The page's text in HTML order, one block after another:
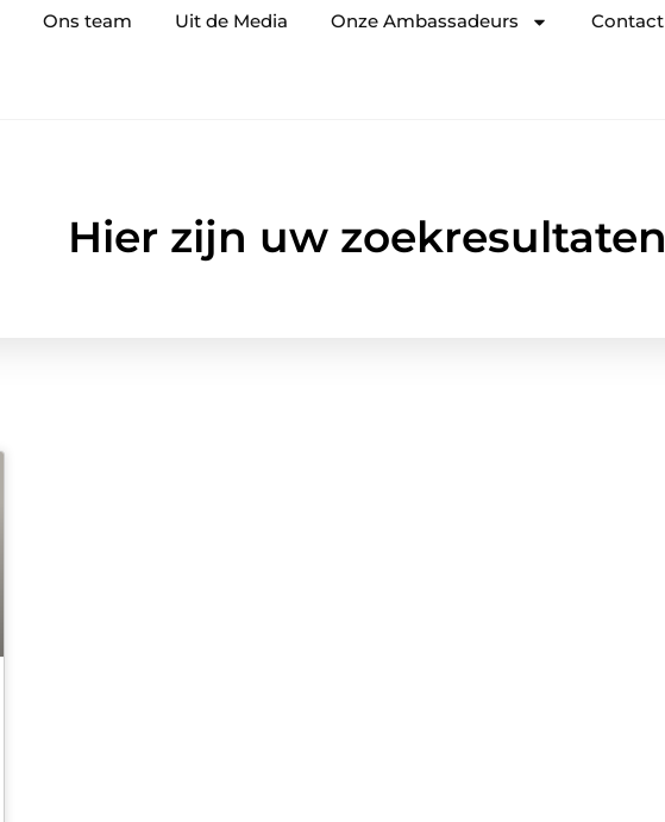
Ons team Uit de Media Onze Ambassadeurs Contact
Hier zijn uw zoekresultaten